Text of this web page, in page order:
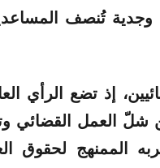
تُنصف
إذ تضع الرأي
العمل القضائي
الممنهج لحقوق